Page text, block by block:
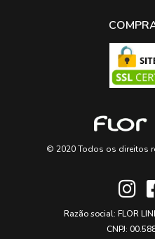
© 2020 Todos os direitos
Razão social: FLOR
CNPJ: